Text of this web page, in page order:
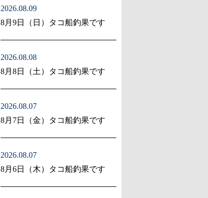
2026.08.09
8月9日（日）タコ船釣果です
2026.08.08
8月8日（土）タコ船釣果です
2026.08.07
8月7日（金）タコ船釣果です
2026.08.07
8月6日（木）タコ船釣果です